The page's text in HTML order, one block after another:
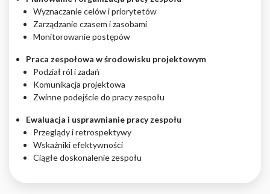
Wyznaczanie celów i priorytetów
Zarządzanie czasem i zasobami
Monitorowanie postępów
Praca zespołowa w środowisku projektowym
Podział ról i zadań
Komunikacja projektowa
Zwinne podejście do pracy zespołu
Ewaluacja i usprawnianie pracy zespołu
Przeglądy i retrospektywy
Wskaźniki efektywności
Ciągłe doskonalenie zespołu